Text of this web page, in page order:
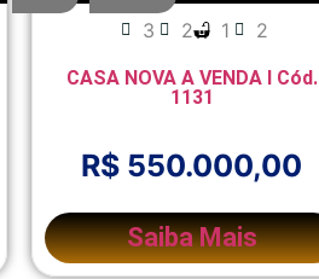
3 2 1 2
CASA NOVA A VENDA I Cód.
1131
R$ 550.000,00
Saiba Mais